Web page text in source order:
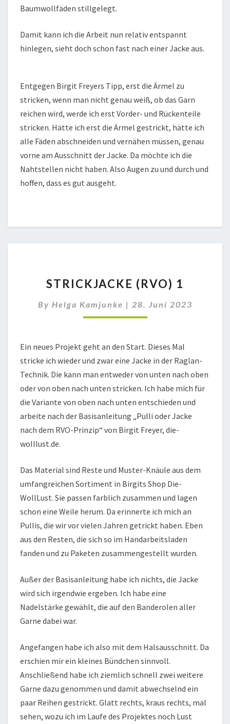
Baumwollfäden stillgelegt.
Damit kann ich die Arbeit nun relativ entspannt
hinlegen, sieht doch schon fast nach einer Jacke aus.
Entgegen Birgit Freyers Tipp, erst die Ärmel zu
stricken, wenn man nicht genau weiß, ob das Garn
reichen wird, werde ich erst Vorder- und Rückenteile
stricken. Hätte ich erst die Ärmel gestrickt, hätte ich
alle Fäden abschneiden und vernähen müssen, genau
vorne am Ausschnitt der Jacke. Da möchte ich die
Nahtstellen nicht haben. Also Augen zu und durch und
hoffen, dass es gut ausgeht.
(RVO)
STRICKJACKE (RVO) 1
By Helga Kamjunke | 28. Juni 2023
Ein neues Projekt geht an den Start. Dieses Mal
stricke ich wieder und zwar eine Jacke in der Raglan-
Technik. Die kann man entweder von unten nach oben
oder von oben nach unten stricken. Ich habe mich für
die Variante von oben nach unten entschieden und
arbeite nach der Basisanleitung „Pulli oder Jacke
nach dem RVO-Prinzip“ von Birgit Freyer, die-
wolllust.de.
Das Material sind Reste und Muster-Knäule aus dem
umfangreichen Sortiment in Birgits Shop Die-
WollLust. Sie passen farblich zusammen und lagen
schon eine Weile herum. Da erinnerte ich mich an
Pullis, die wir vor vielen Jahren getrickt haben. Eben
aus den Resten, die sich so im Handarbeitsladen
fanden und zu Paketen zusammengestellt wurden.
Außer der Basisanleitung habe ich nichts, die Jacke
wird sich irgendwie ergeben. Ich habe eine
Nadelstärke gewählt, die auf den Banderolen aller
Garne dabei war.
Angefangen habe ich also mit dem Halsausschnitt. Da
erschien mir ein kleines Bündchen sinnvoll.
Anschließend habe ich ziemlich schnell zwei weitere
Garne dazu genommen und damit abwechselnd ein
paar Reihen gestrickt. Glatt rechts, kraus rechts, mal
sehen, wozu ich im Laufe des Projektes noch Lust